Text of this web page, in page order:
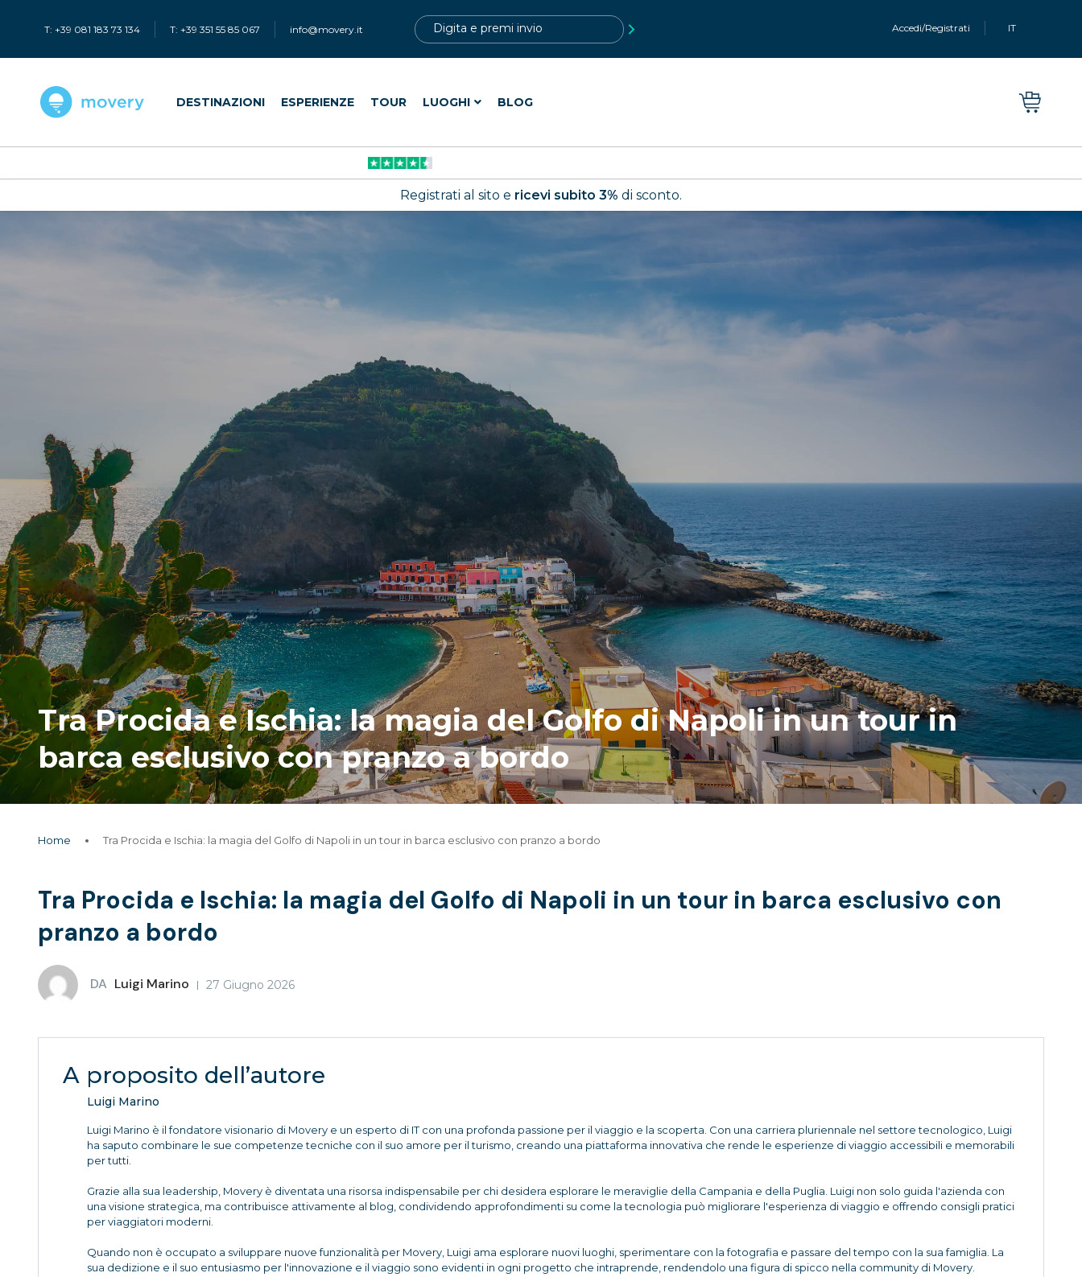
T: +39 081 183 73 134 T: +39 351 55 85 067 info@movery.it Accedi/Registrati IT
DESTINAZIONI ESPERIENZE TOUR LUOGHI BLOG
Registrati al sito e ricevi subito 3% di sconto.
Tra Procida e Ischia: la magia del Golfo di Napoli in un tour in
barca esclusivo con pranzo a bordo
Home Tra Procida e Ischia: la magia del Golfo di Napoli in un tour in barca esclusivo con pranzo a bordo
Tra Procida e Ischia: la magia del Golfo di Napoli in un tour in barca esclusivo con
pranzo a bordo
DA Luigi Marino 27 Giugno 2026
A proposito dell’autore
Luigi Marino
Luigi Marino è il fondatore visionario di Movery e un esperto di IT con una profonda passione per il viaggio e la scoperta. Con una carriera pluriennale nel settore tecnologico, Luigi
ha saputo combinare le sue competenze tecniche con il suo amore per il turismo, creando una piattaforma innovativa che rende le esperienze di viaggio accessibili e memorabili
per tutti.
Grazie alla sua leadership, Movery è diventata una risorsa indispensabile per chi desidera esplorare le meraviglie della Campania e della Puglia. Luigi non solo guida l'azienda con
una visione strategica, ma contribuisce attivamente al blog, condividendo approfondimenti su come la tecnologia può migliorare l'esperienza di viaggio e offrendo consigli pratici
per viaggiatori moderni.
Quando non è occupato a sviluppare nuove funzionalità per Movery, Luigi ama esplorare nuovi luoghi, sperimentare con la fotografia e passare del tempo con la sua famiglia. La
sua dedizione e il suo entusiasmo per l'innovazione e il viaggio sono evidenti in ogni progetto che intraprende, rendendolo una figura di spicco nella community di Movery.